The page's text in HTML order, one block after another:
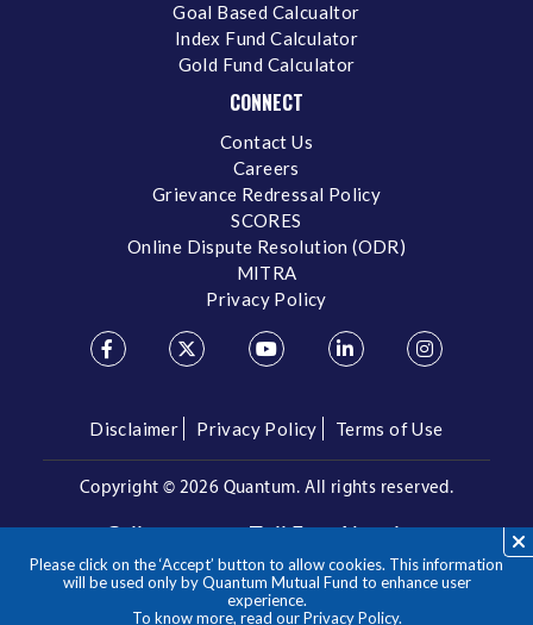
Please click on the ‘Accept’ button to allow cookies. This information
will be used only by Quantum Mutual Fund to enhance user
experience.
To know more, read ourPrivacy Policy.
Goal Based Calcualtor
Index Fund Calculator
Gold Fund Calculator
CONNECT
Contact Us
Careers
Grievance Redressal Policy
SCORES
Online Dispute Resolution (ODR)
MITRA
Privacy Policy
Disclaimer Privacy Policy Terms of Use
Copyright © 2026 Quantum. All rights reserved.
Call us on our Toll Free Number
1800 209 3863/1800 22 3863